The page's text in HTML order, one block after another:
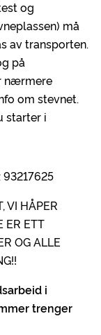
og
må
av transporten.
på
nærmere
om stevnet.
starter i
VI HÅPER
ER ETT
OG ALLE
i
trenger